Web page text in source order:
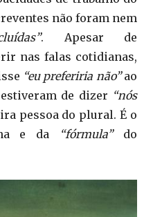
não foram nem
. Apesar de
nas falas cotidianas,
“eu preferiria não”ao
de dizer “nós
pessoa do plural. É o
e da
“fórmula”do